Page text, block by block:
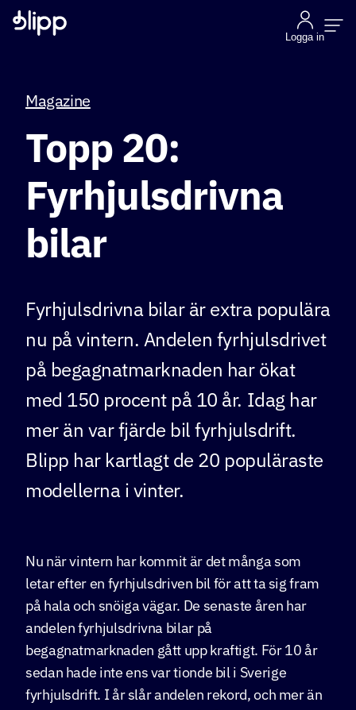
Logga in
Magazine
Topp 20:
Fyrhjulsdrivna
bilar
Fyrhjulsdrivna bilar är extra populära
nu på vintern. Andelen fyrhjulsdrivet
på begagnatmarknaden har ökat
med 150 procent på 10 år. Idag har
mer än var fjärde bil fyrhjulsdrift.
Blipp har kartlagt de 20 populäraste
modellerna i vinter.
Nu när vintern har kommit är det många som
letar efter en fyrhjulsdriven bil för att ta sig fram
på hala och snöiga vägar. De senaste åren har
andelen fyrhjulsdrivna bilar på
begagnatmarknaden gått upp kraftigt. För 10 år
sedan hade inte ens var tionde bil i Sverige
fyrhjulsdrift. I år slår andelen rekord, och mer än